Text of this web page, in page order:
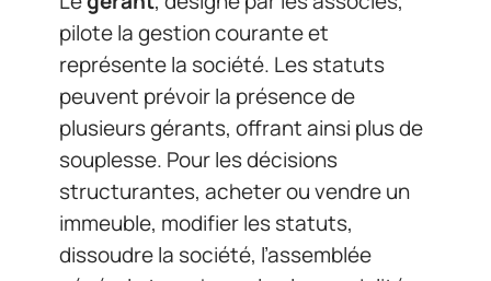
pilote la gestion courante et
représente la société. Les statuts
peuvent prévoir la présence de
plusieurs gérants, offrant ainsi plus de
souplesse. Pour les décisions
structurantes, acheter ou vendre un
immeuble, modifier les statuts,
dissoudre la société, l’assemblée